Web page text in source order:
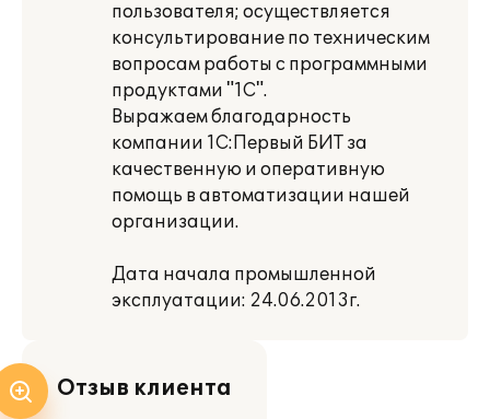
пользователя; осуществляется
консультирование по техническим
вопросам работы с программными
продуктами "1С".
Выражаем благодарность
компании 1С:Первый БИТ за
качественную и оперативную
помощь в автоматизации нашей
организации.
Дата начала промышленной
эксплуатации: 24.06.2013г.
Отзыв клиента